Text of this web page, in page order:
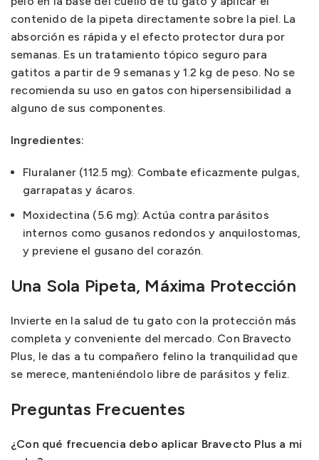
contenido de la pipeta directamente sobre la piel. La
absorción es rápida y el efecto protector dura por
semanas. Es un tratamiento tópico seguro para
gatitos a partir de 9 semanas y 1.2 kg de peso. No se
recomienda su uso en gatos con hipersensibilidad a
alguno de sus componentes.
Ingredientes:
Fluralaner (112.5 mg): Combate eficazmente pulgas,
garrapatas y ácaros.
Moxidectina (5.6 mg): Actúa contra parásitos
internos como gusanos redondos y anquilostomas,
y previene el gusano del corazón.
Una Sola Pipeta, Máxima Protección
Invierte en la salud de tu gato con la protección más
completa y conveniente del mercado. Con Bravecto
Plus, le das a tu compañero felino la tranquilidad que
se merece, manteniéndolo libre de parásitos y feliz.
Preguntas Frecuentes
¿Con qué frecuencia debo aplicar Bravecto Plus a mi